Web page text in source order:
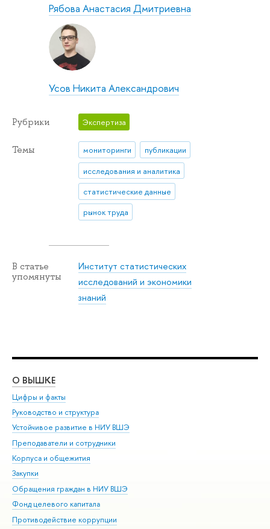
Рябова Анастасия Дмитриевна
Усов Никита Александрович
Рубрики Экспертиза
Темы мониторинги
публикации
исследования и аналитика
статистические данные
рынок труда
В статье
упомянуты
Институт статистических
исследований и экономики
знаний
О ВЫШКЕ
Цифры и факты
Руководство и структура
Устойчивое развитие в НИУ ВШЭ
Преподаватели и сотрудники
Корпуса и общежития
Закупки
Обращения граждан в НИУ ВШЭ
Фонд целевого капитала
Противодействие коррупции